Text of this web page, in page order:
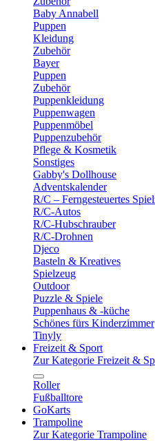
Baby Annabell
Puppen
Kleidung
Zubehör
Bayer
Puppen
Zubehör
Puppenkleidung
Puppenwagen
Puppenmöbel
Puppenzubehör
Pflege & Kosmetik
Sonstiges
Gabby's Dollhouse
Adventskalender
R/C – Ferngesteuertes
R/C-Autos
R/C-Hubschrauber
R/C-Drohnen
Djeco
Basteln & Kreatives
Spielzeug
Outdoor
Puzzle & Spiele
Puppenhaus & -küche
Schönes fürs Kinderzimmer
Tinyly
Freizeit & Sport
Zur Kategorie Freizeit &
Roller
Fußballtore
GoKarts
Trampoline
Zur Kategorie Trampoline